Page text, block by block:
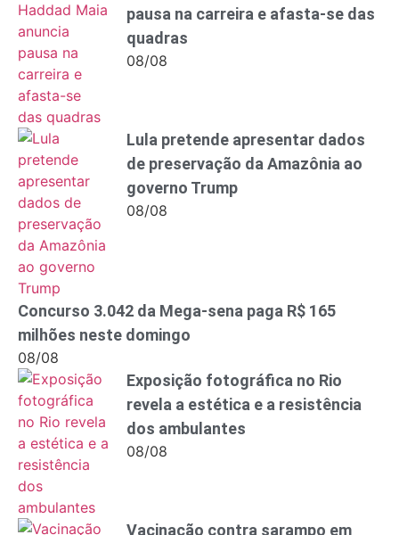
pausa na carreira e afasta-se das
quadras
08/08
Lula pretende apresentar dados
de preservação da Amazônia ao
governo Trump
08/08
Concurso 3.042 da Mega-sena paga R$ 165
milhões neste domingo
08/08
Exposição fotográfica no Rio
revela a estética e a resistência
dos ambulantes
08/08
Vacinação contra sarampo em